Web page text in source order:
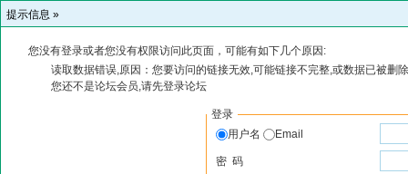
提示信息 »
您没有登录或者您没有权限访问此页面，可能有如下几个原因:
读取数据错误,原因：您要访问的链接无效,可能链接不完整,或数据已被删
您还不是论坛会员,请先登录论坛
登录
用户名
Email
密 码